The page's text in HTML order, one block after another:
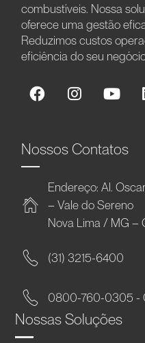
combustíveis. Nossa
oferece uma gestão
Reduzimos custos
eficiência do seu
Nossos Contatos
Endereço: Al.
– Vale do Sereno
Nova Lima / MG –
(31) 3215-6400
0800-760-0305 -
Nossas Soluções